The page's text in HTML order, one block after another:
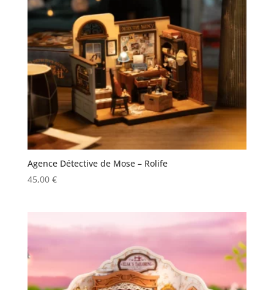
Agence Détective de Mose – Rolife
45,00 €